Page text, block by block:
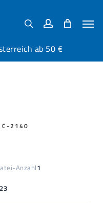
ab 50 €
searchaccount
2140
Anzahl1